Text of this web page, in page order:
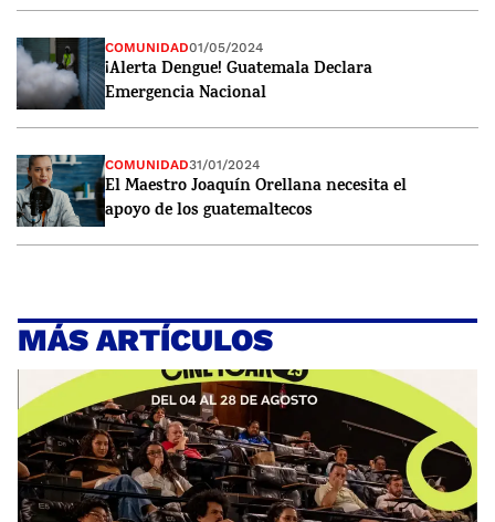
COMUNIDAD01/05/2024
¡Alerta Dengue! Guatemala Declara
Emergencia Nacional
COMUNIDAD31/01/2024
El Maestro Joaquín Orellana necesita el
apoyo de los guatemaltecos
MÁS ARTÍCULOS